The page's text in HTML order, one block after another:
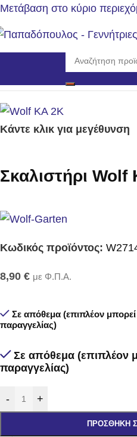
Μετάβαση στο κύριο
Αρχική σελίδα/Εργαλεία/
Κάντε κλικ για μεγέθυνση
Σκαλιστήρι Wolf
Κωδικός προϊόντος:
8,90 € με Φ.Π.Α.
Σε απόθεμα (επιπλέον μπορεί
παραγγελίας)
Σε απόθεμα (επιπλέον
παραγγελίας)
- +
ΠΡΟΣΘΉΚΗ